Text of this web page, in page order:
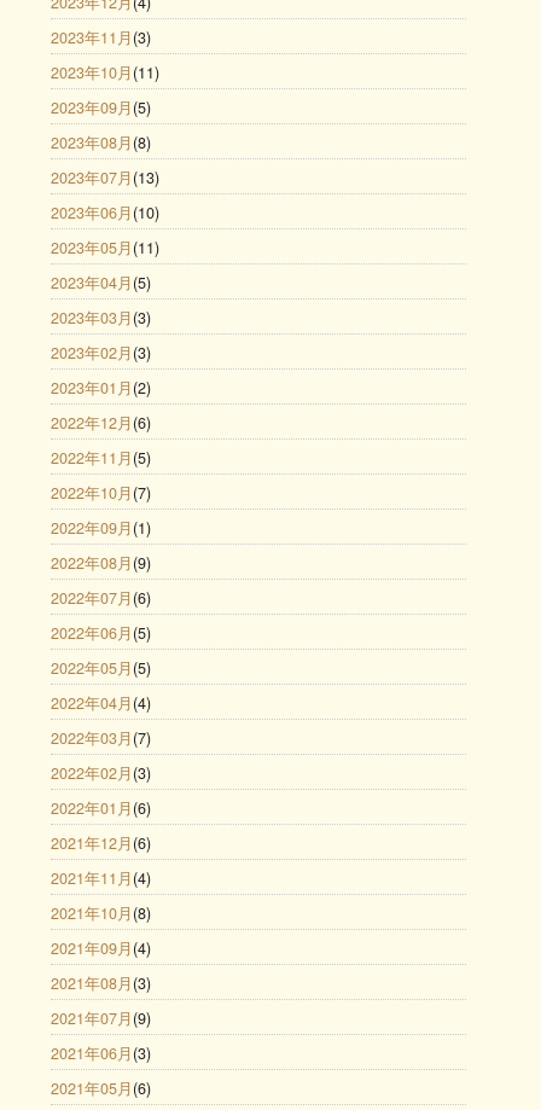
2023年11月 (3)
2023年10月 (11)
2023年09月 (5)
2023年08月 (8)
2023年07月 (13)
2023年06月 (10)
2023年05月 (11)
2023年04月 (5)
2023年03月 (3)
2023年02月 (3)
2023年01月 (2)
2022年12月 (6)
2022年11月 (5)
2022年10月 (7)
2022年09月 (1)
2022年08月 (9)
2022年07月 (6)
2022年06月 (5)
2022年05月 (5)
2022年04月 (4)
2022年03月 (7)
2022年02月 (3)
2022年01月 (6)
2021年12月 (6)
2021年11月 (4)
2021年10月 (8)
2021年09月 (4)
2021年08月 (3)
2021年07月 (9)
2021年06月 (3)
2021年05月 (6)